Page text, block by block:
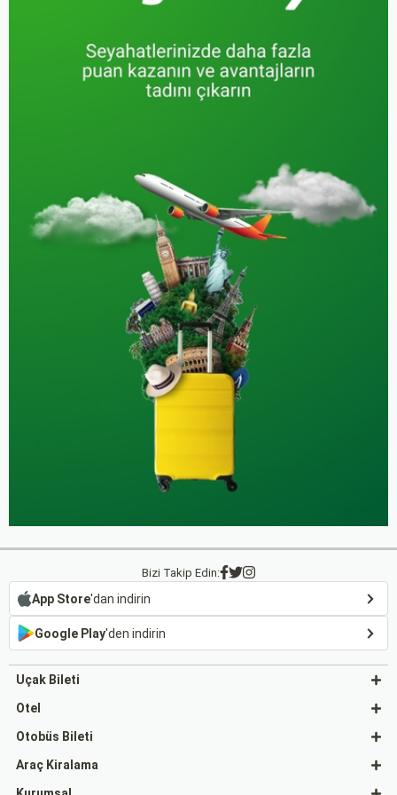
Bizi Takip Edin:
App Store'dan indirin
Google Play'den indirin
Uçak Bileti
Otel
Otobüs Bileti
Araç Kiralama